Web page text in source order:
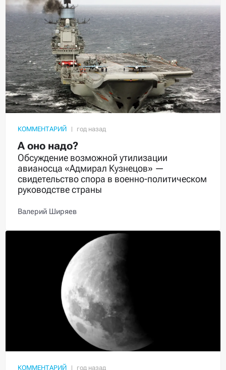
КОММЕНТАРИЙ
А оно надо?
Обсуждение возможной утилизации
авианосца «Адмирал Кузнецов» —
свидетельство спора в военно-политическом
руководстве страны
Валерий Ширяев
КОММЕНТАРИЙ